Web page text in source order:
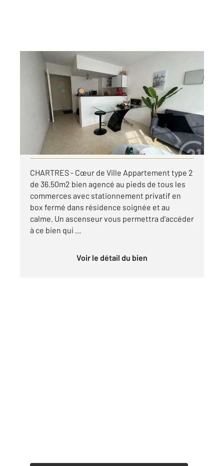
CHARTRES 28
36,50 m , 2 pièces
Ref : 28313
Appartement F2 à louer
610 €
par mois charges comprises
Visiter le site dédié
CHARTRES - Cœur de Ville Appartement type 2
de 36.50m2 bien agencé au pieds de tous les
commerces avec stationnement privatif en
box fermé dans résidence soignée et au
calme. Un ascenseur vous permettra d'accéder
à ce bien qui ...
Voir le détail du bien